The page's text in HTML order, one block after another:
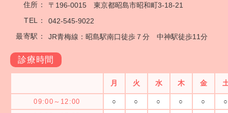
住所：
〒196-0015 東京都昭島市昭和町3-18-21
TEL：
042-545-9022
最寄駅：
JR青梅線：昭島駅南口徒歩７分 中神駅徒歩11分
診療時間
月 火 水 木 金
09:00～12:00 ○ ○ ○ ○ ○ ○